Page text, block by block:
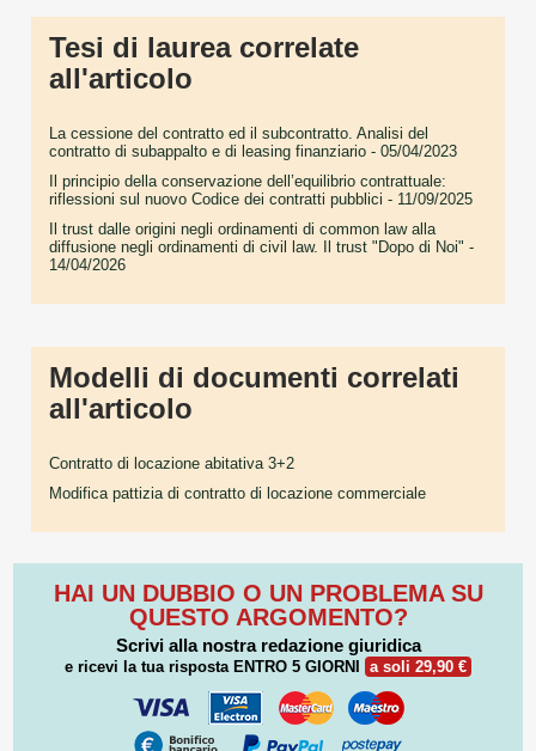
Tesi di laurea correlate
all'articolo
La cessione del contratto ed il subcontratto. Analisi del
contratto di subappalto e di leasing finanziario - 05/04/2023
Il principio della conservazione dell’equilibrio contrattuale:
riflessioni sul nuovo Codice dei contratti pubblici - 11/09/2025
Il trust dalle origini negli ordinamenti di common law alla
diffusione negli ordinamenti di civil law. Il trust "Dopo di Noi" -
14/04/2026
Modelli di documenti correlati
all'articolo
Contratto di locazione abitativa 3+2
Modifica pattizia di contratto di locazione commerciale
HAI UN DUBBIO O UN PROBLEMA SU
QUESTO ARGOMENTO?
Scrivi alla nostra redazione giuridica
e ricevi la tua risposta ENTRO 5 GIORNI a soli 29,90 €